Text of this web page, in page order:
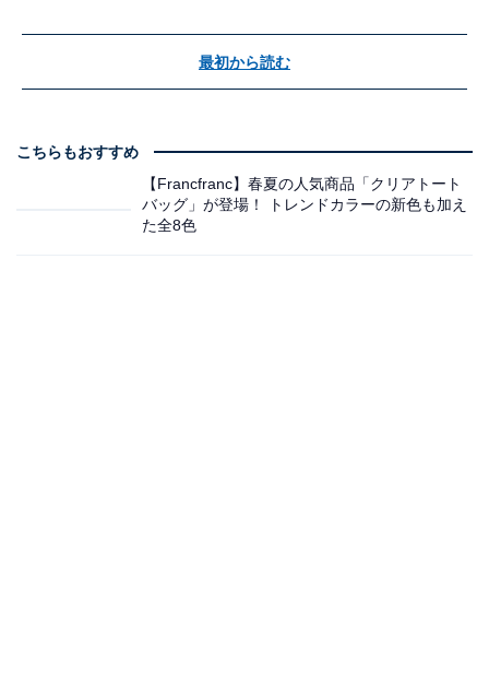
最初から読む
こちらもおすすめ
【Francfranc】春夏の人気商品「クリアトート
バッグ」が登場！ トレンドカラーの新色も加え
た全8色